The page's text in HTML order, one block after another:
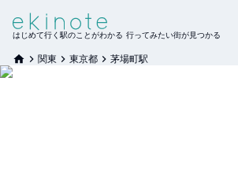
はじめて行く駅のことがわかる 行ってみたい街が見つかる
関東 東京都 茅場町駅